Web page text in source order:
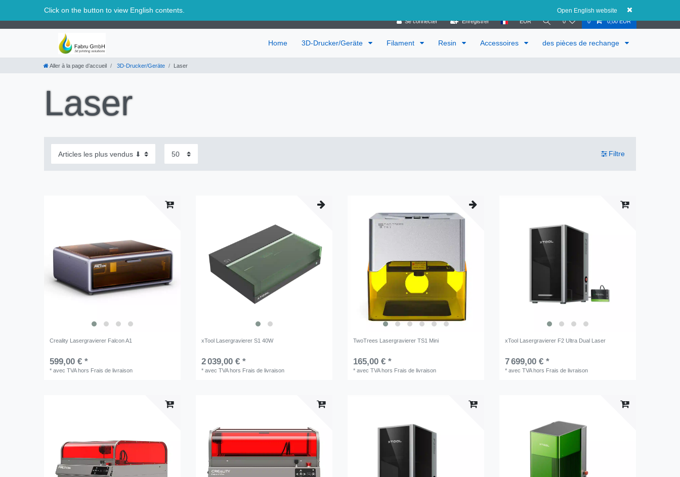
Click on the button to view English contents. Open English website
Suisse
Se connecter Enregistrer EUR 0 0 0,00 EUR
Home 3D-Drucker/Geräte Filament Resin Accessoires des pièces de rechange
Aller à la page d’accueil 3D-Drucker/Geräte Laser
Laser
Filtre
Creality Lasergravierer Falcon A1
599,00 € *
*avec TVAhors Frais de livraison
xTool Lasergravierer S1 40W
2 039,00 € *
*avec TVAhors Frais de livraison
TwoTrees Lasergravierer TS1 Mini
165,00 € *
*avec TVAhors Frais de livraison
xTool Lasergravierer F2 Ultra Dual Laser
7 699,00 € *
*avec TVAhors Frais de livraison